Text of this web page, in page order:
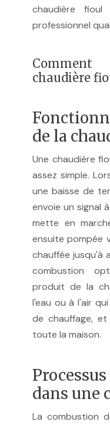
chaudière
professionnel
chaudière
de la
Une chaudière
assez simple.
une baisse de
envoie un signal
mette en
ensuite pompée
chauffée jusqu'à
combustion
produit de la
l'eau ou à l'air
de chauffage,
toute la maison.
dans une
La combustion